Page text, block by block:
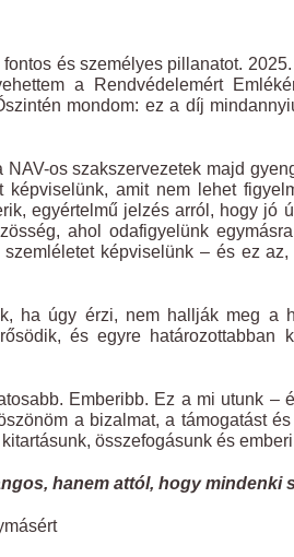
és személyes pillanatot.
a Rendvédelemért
mondom: ez a díj
os szakszervezetek majd
amit nem lehet
egyértelmű jelzés arról, hogy jó
ahol odafigyelünk
képviselünk – és ez
ha úgy érzi, nem hallják meg a
és egyre határozottabban
Emberibb. Ez a mi utunk –
a bizalmat, a támogatást
összefogásunk és
hanem attól, hogy mindenki